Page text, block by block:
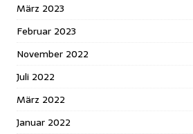
März 2023
Februar 2023
November 2022
Juli 2022
März 2022
Januar 2022